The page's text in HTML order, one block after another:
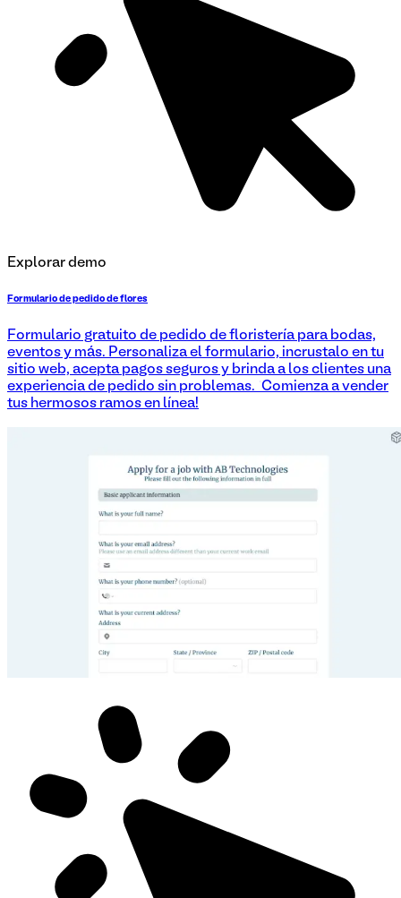
Explorar demo
Formulario de pedido de flores
Formulario gratuito de pedido de floristería para bodas,
eventos y más. Personaliza el formulario, incrustalo en tu
sitio web, acepta pagos seguros y brinda a los clientes una
experiencia de pedido sin problemas. ¡Comienza a vender
tus hermosos ramos en línea!